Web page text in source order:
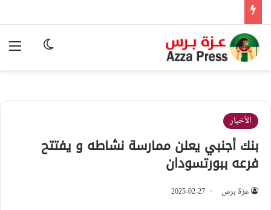
الوضع
الأخبار
بنك أجنبي يعلن ممارسة نشاطه و يفتتح
فرعه ببورتسودان
عزة برس 2025-02-27